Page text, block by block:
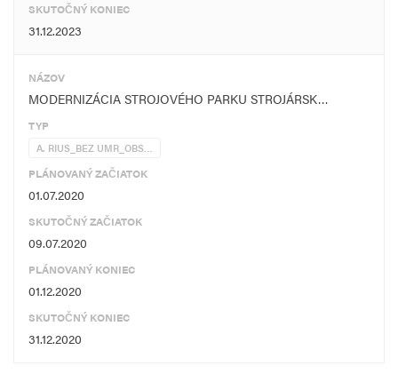
SKUTOČNÝ KONIEC
31.12.2023
NÁZOV
MODERNIZÁCIA STROJOVÉHO PARKU STROJÁRSK…
TYP
A. RIUS_BEZ UMR_OBS…
PLÁNOVANÝ ZAČIATOK
01.07.2020
SKUTOČNÝ ZAČIATOK
09.07.2020
PLÁNOVANÝ KONIEC
01.12.2020
SKUTOČNÝ KONIEC
31.12.2020